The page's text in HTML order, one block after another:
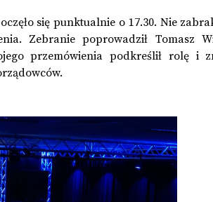
się punktualnie o 17.30. Nie
Zebranie poprowadził Tomasz
przemówienia podkreślił rolę i